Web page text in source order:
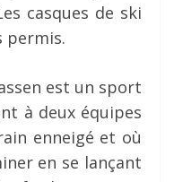
casques de ski
permis.
est un sport
à deux équipes
enneigé et où
en se lançant